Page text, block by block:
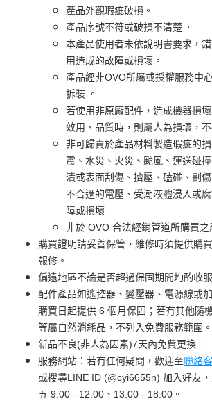
產品外觀瑕疵破損。
產品序號不符或破損不清楚 。
本產品使用者未依說明書要求，
用造成的故障或損壞。
產品經非OVO所屬或授權服務中
拆裝 。
若使用非原廠配件，造成機器損
效用、品質時，則屬人為損壞，
非可歸責於產品材料製造瑕疵的
震、水災、火災、颱風、運送碰
漬或表面刮傷、擠壓、磕碰、劃
不合適的電壓、受潮液體浸入或
障或損壞
非於 OVO 合法經銷管道所購買之
購買證明請妥善保管，維修時須提供購
報修。
偏遠地區不論是否超過保固期間均酌收服
配件產品如遙控器、變壓器、電源線或
購買日起提供 6 個月保固；若有其他隨
等屬自然消耗品，不列入免費服務範圍。
新品不良(非人為因素)7天內免費更換。
服務網站：若有任何疑問，歡迎至聯絡
或搜尋LINE ID (@cyi6655n) 加入好友
五 9:00 - 12:00、13:00 - 18:00。